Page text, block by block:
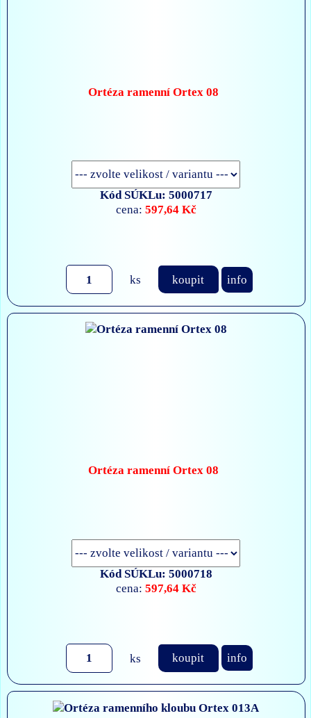
Ortéza ramenní Ortex 08
Kód SÚKLu: 5000717
cena: 597,64 Kč
ks koupit info
Ortéza ramenní Ortex 08
Kód SÚKLu: 5000718
cena: 597,64 Kč
ks koupit info